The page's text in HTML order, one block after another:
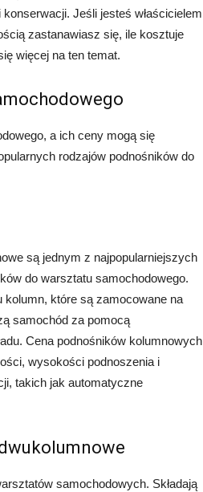
Jeśli jesteś właścicielem
zastanawiasz się, ile kosztuje
więcej na ten temat.
a ich ceny mogą się
rodzajów podnośników do
są jednym z najpopularniejszych
do warsztatu samochodowego.
kolumn, które są zamocowane na
samochód za pomocą
Cena podnośników kolumnowych
wysokości podnoszenia i
takich jak automatyczne
samochodowych. Składają